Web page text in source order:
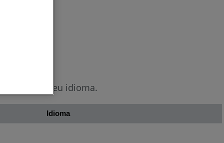
no seu idioma.
Idioma